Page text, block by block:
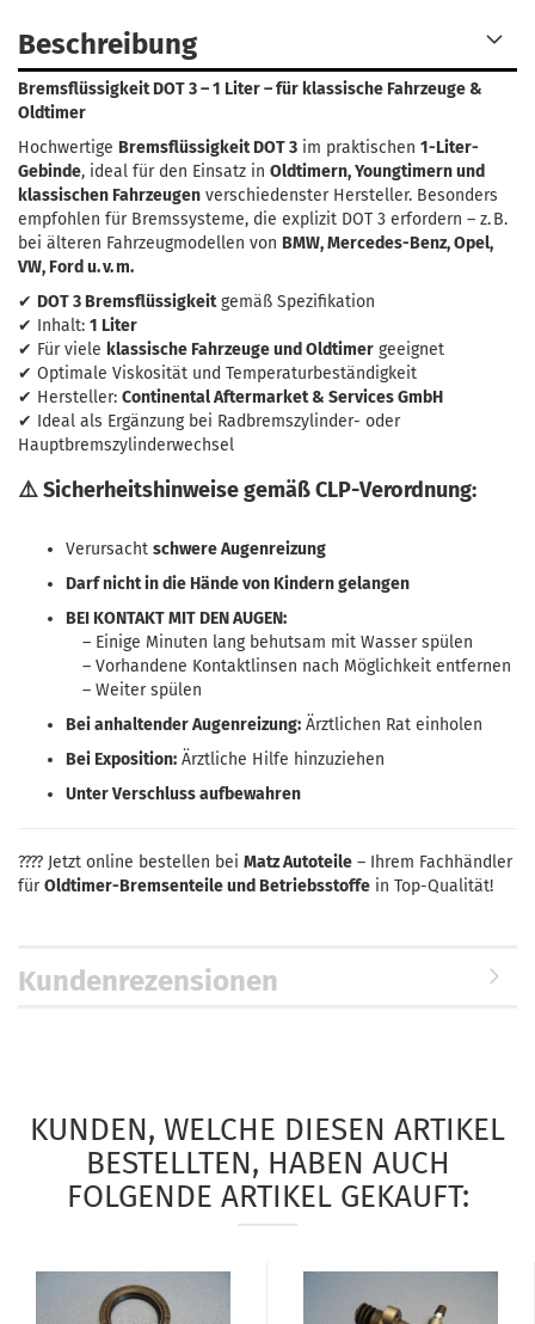
Beschreibung
Bremsflüssigkeit DOT 3 – 1 Liter – für klassische Fahrzeuge &
Oldtimer
Hochwertige Bremsflüssigkeit DOT 3 im praktischen 1-Liter-
Gebinde, ideal für den Einsatz in Oldtimern, Youngtimern und
klassischen Fahrzeugen verschiedenster Hersteller. Besonders
empfohlen für Bremssysteme, die explizit DOT 3 erfordern – z. B.
bei älteren Fahrzeugmodellen von BMW, Mercedes-Benz, Opel,
VW, Ford u. v. m.
✔ DOT 3 Bremsflüssigkeitgemäß Spezifikation
✔ Inhalt: 1 Liter
✔ Für viele klassische Fahrzeuge und Oldtimer geeignet
✔ Optimale Viskosität und Temperaturbeständigkeit
✔ Hersteller: Continental Aftermarket & Services GmbH
✔ Ideal als Ergänzung bei Radbremszylinder- oder
Hauptbremszylinderwechsel
⚠️ Sicherheitshinweise gemäß CLP-Verordnung:
Verursacht schwere Augenreizung
Darf nicht in die Hände von Kindern gelangen
BEI KONTAKT MIT DEN AUGEN:
– Einige Minuten lang behutsam mit Wasser spülen
– Vorhandene Kontaktlinsen nach Möglichkeit entfernen
– Weiter spülen
Bei anhaltender Augenreizung: Ärztlichen Rat einholen
Bei Exposition: Ärztliche Hilfe hinzuziehen
Unter Verschluss aufbewahren
???? Jetzt online bestellen bei Matz Autoteile – Ihrem Fachhändler
fürOldtimer-Bremsenteile und Betriebsstoffe in Top-Qualität!
Kundenrezensionen
KUNDEN, WELCHE DIESEN ARTIKEL
BESTELLTEN, HABEN AUCH
FOLGENDE ARTIKEL GEKAUFT: